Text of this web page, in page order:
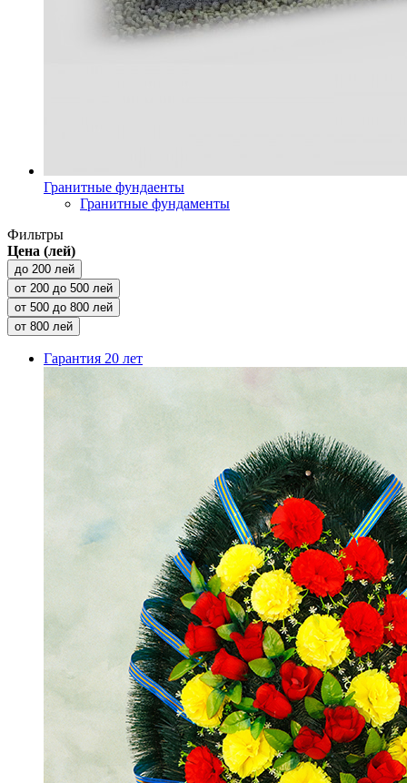
Гранитные фундаенты
Гранитные фундаменты
Фильтры
Цена (лей)
до 200 лей
от 200 до 500 лей
от 500 до 800 лей
от 800 лей
Гарантия 20 лет